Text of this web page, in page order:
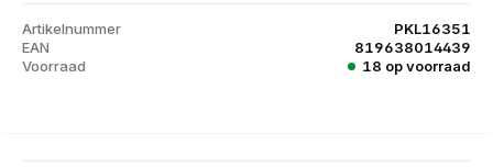
Artikelnummer
PKL16351
EAN
819638014439
Voorraad
18 op voorraad